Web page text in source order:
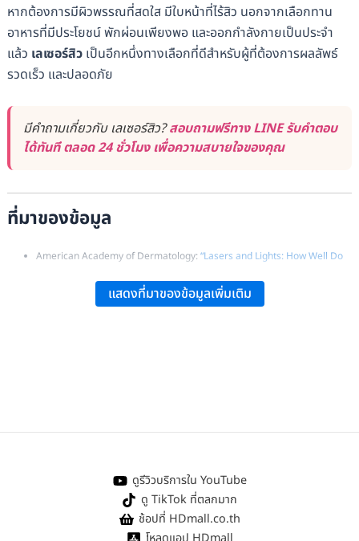
หากต้องการมีผิวพรรณที่สดใส มีใบหน้าที่ไร้สิว นอกจากเลือกทาน
อาหารที่มีประโยชน์ พักผ่อนเพียงพอ และออกกำลังกายเป็นประจำ
แล้ว เลเซอร์สิวเป็นอีกหนึ่งทางเลือกที่ดีสำหรับผู้ที่ต้องการผลลัพธ์
รวดเร็ว และปลอดภัย
มีคำถามเกี่ยวกับ เลเซอร์สิว?สอบถามฟรีทาง LINE รับคำตอบ
ได้ทันที ตลอด 24 ชั่วโมง เพื่อความสบายใจของคุณ
ที่มาของข้อมูล
American Academy of Dermatology: “Lasers and Lights: How Well Do
“Lasers and Light Therapy for Acne Vulgaris”
จวิทยา, Faculty of Medicine Siriraj Hospitel, คณะแพทยศาสตร์ศิริราชพยาบาล:
“เรียนรู้…การดูแลผิว หลังทำเลเซอร์”.
แสดงที่มาของข้อมูลเพิ่มเติม
ดูรีวิวบริการใน YouTube
ดู TikTok ที่ตลกมาก
ช้อปที่ HDmall.co.th